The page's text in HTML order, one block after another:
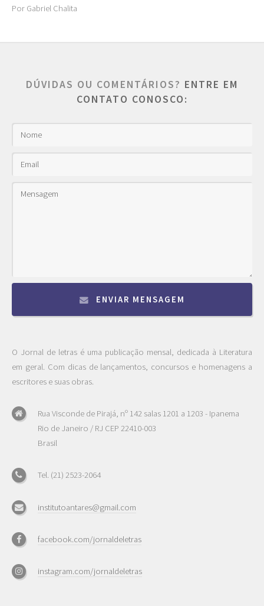
Por Gabriel Chalita
DÚVIDAS OU COMENTÁRIOS? ENTRE EM
CONTATO CONOSCO:
ENVIAR MENSAGEM
O Jornal de letras é uma publicação mensal, dedicada à Literatura
em geral. Com dicas de lançamentos, concursos e homenagens a
escritores e suas obras.
Rua Visconde de Pirajá, nº 142 salas 1201 a 1203 - Ipanema
Rio de Janeiro / RJ CEP 22410-003
Brasil
Tel. (21) 2523-2064
institutoantares@gmail.com
facebook.com/jornaldeletras
instagram.com/jornaldeletras